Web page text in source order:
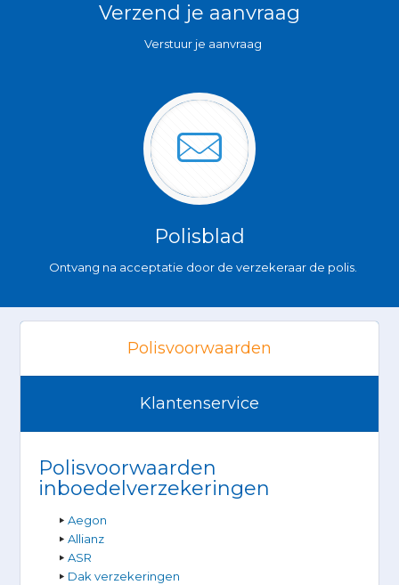
Verzend je aanvraag
Verstuur je aanvraag
Polisblad
Ontvang na acceptatie door de verzekeraar de polis.
Polisvoorwaarden
Klantenservice
Polisvoorwaarden
inboedelverzekeringen
Aegon
Allianz
ASR
Dak verzekeringen